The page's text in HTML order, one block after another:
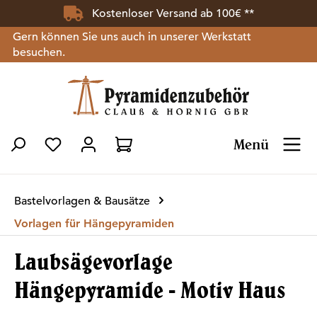
Zum Hauptinhalt springenKostenloser Versand ab 100€ **
Gern können Sie uns auch in unserer Werkstatt
besuchen.
Menü
Du hast 0 Produkte auf dem Merkzettel
Bastelvorlagen & Bausätze
Vorlagen für Hängepyramiden
Laubsägevorlage
Hängepyramide - Motiv Haus